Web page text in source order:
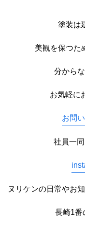
塗装は
美観を保つた
分から
お気軽に
お問
社員一
ヌリケンの日常やお
長崎1番